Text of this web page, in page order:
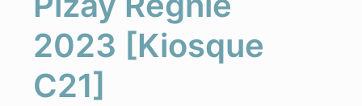
2023 [Kiosque
C21]